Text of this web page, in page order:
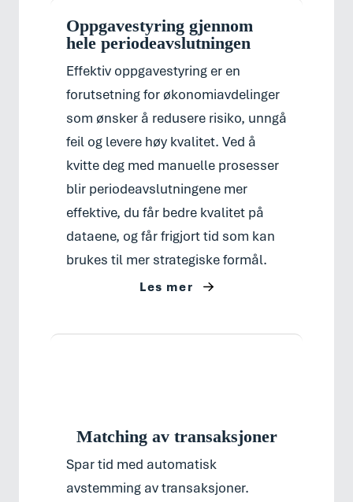
Oppgavestyring gjennom
hele periodeavslutningen
Effektiv oppgavestyring er en
forutsetning for økonomiavdelinger
som ønsker å redusere risiko, unngå
feil og levere høy kvalitet. Ved å
kvitte deg med manuelle prosesser
blir periodeavslutningene mer
effektive, du får bedre kvalitet på
dataene, og får frigjort tid som kan
brukes til mer strategiske formål.
Les mer
Matching av transaksjoner
Spar tid med automatisk
avstemming av transaksjoner.